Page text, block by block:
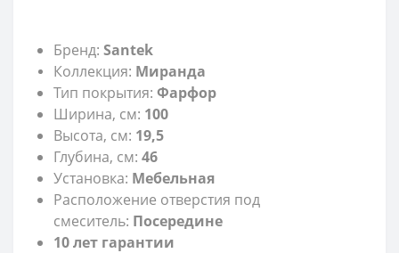
Бренд: Santek
Коллекция: Миранда
Тип покрытия: Фарфор
Ширина, см: 100
Высота, см: 19,5
Глубина, см: 46
Установка: Мебельная
Расположение отверстия под
смеситель: Посередине
10 лет гарантии